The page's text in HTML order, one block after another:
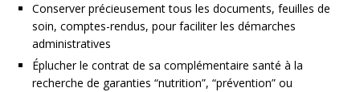
Conserver précieusement tous les documents, feuilles de
soin, comptes-rendus, pour faciliter les démarches
administratives
Éplucher le contrat de sa complémentaire santé à la
recherche de garanties “nutrition”, “prévention” ou